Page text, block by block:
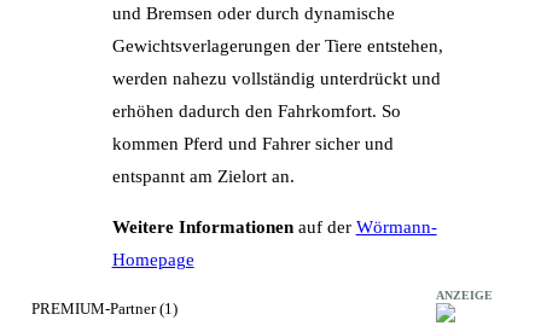
und Bremsen oder durch dynamische
Gewichtsverlagerungen der Tiere entstehen,
werden nahezu vollständig unterdrückt und
erhöhen dadurch den Fahrkomfort. So
kommen Pferd und Fahrer sicher und
entspannt am Zielort an.
Weitere Informationenauf der Wörmann-
Homepage
ANZEIGE
PREMIUM-Partner (1)